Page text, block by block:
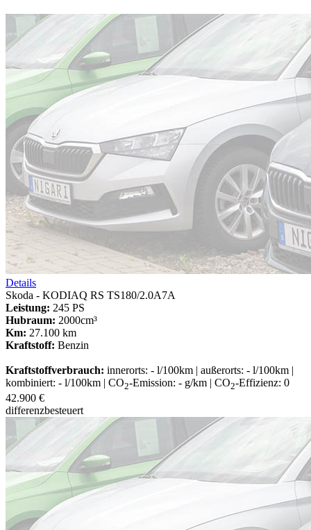
Details
Skoda - KODIAQ RS TS180/2.0A7A
Leistung: 245 PS
Hubraum: 2000cm³
Km: 27.100 km
Kraftstoff: Benzin
Kraftstoffverbrauch: innerorts: - l/100km | außerorts: - l/100km |
kombiniert: - l/100km | CO2-Emission: - g/km | CO2-Effizienz: 0
42.900 €
differenzbesteuert